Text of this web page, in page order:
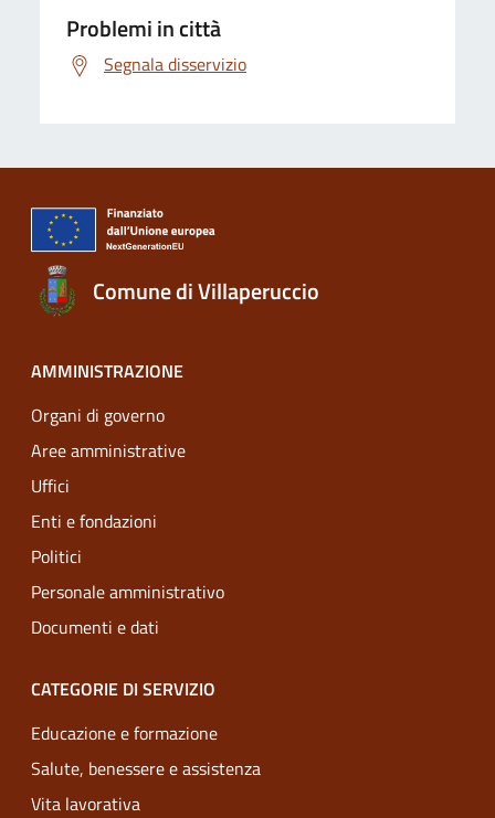
Problemi in città
Segnala disservizio
Comune di Villaperuccio
AMMINISTRAZIONE
Organi di governo
Aree amministrative
Uffici
Enti e fondazioni
Politici
Personale amministrativo
Documenti e dati
CATEGORIE DI SERVIZIO
Educazione e formazione
Salute, benessere e assistenza
Vita lavorativa